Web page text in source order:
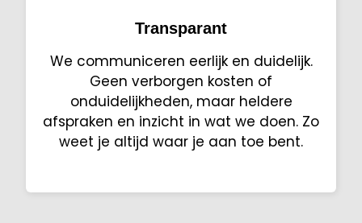
Transparant
We communiceren eerlijk en duidelijk.
Geen verborgen kosten of
onduidelijkheden, maar heldere
afspraken en inzicht in wat we doen. Zo
weet je altijd waar je aan toe bent.